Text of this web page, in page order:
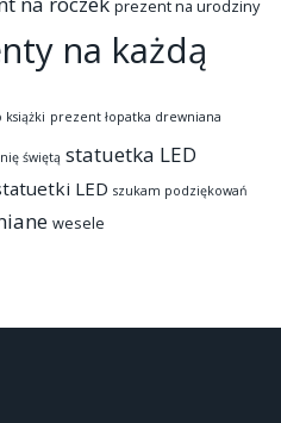
prezent na urodziny
na każdą
książki prezent łopatka drewniana
świętą statuetka LED
LED szukam podziękowań
wesele